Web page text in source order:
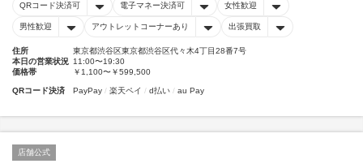
QRコード決済可 電子マネー決済可 女性歓迎
男性歓迎 アウトレットコーナーあり 出張買取
住所
東京都渋谷区東京都渋谷区代々木4丁目28番7号
本日の営業状況 11:00〜19:30
価格帯
￥1,100〜￥599,500
QRコード決済 PayPay 楽天ペイ d払い au Pay
店舗公式